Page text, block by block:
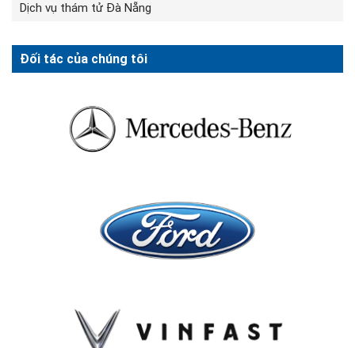
Dịch vụ thám tử Đà Nẵng
Đối tác của chúng tôi